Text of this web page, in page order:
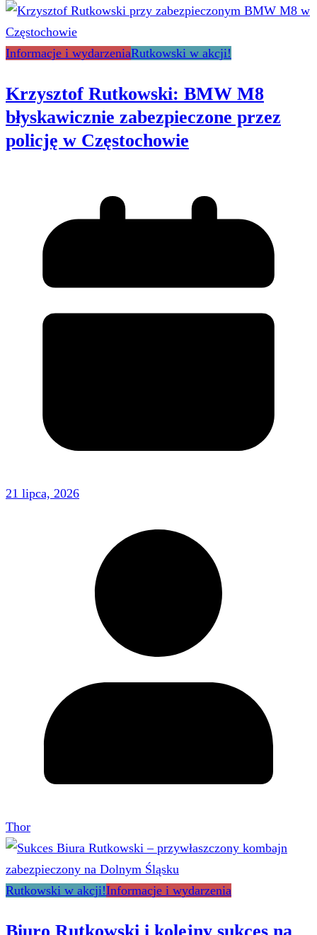
Informacje i wydarzeniaRutkowski w akcji!
Krzysztof Rutkowski: BMW M8
błyskawicznie zabezpieczone przez
policję w Częstochowie
21 lipca, 2026
Thor
Rutkowski w akcji!Informacje i wydarzenia